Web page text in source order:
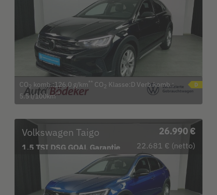
Garantie b. 16.4.30 /
CO2 komb.:126.0 g/km** CO2 Klasse:D Verb.komb.:
5.5 l/100km**
Volkswagen Taigo
1.5 TSI DSG GOAL Garantie
b. 7.4.30 / Navi
26.990 €
22.681 € (netto)